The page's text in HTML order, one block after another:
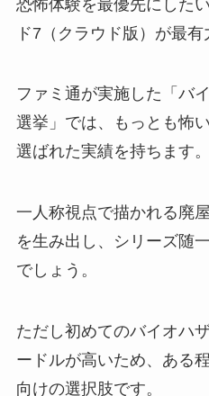
恐怖体験を最優先にした
ド7（クラウド版）が最有
ファミ通が実施した「バ
選挙」では、もっとも怖
選ばれた実績を持ちます。
一人称視点で描かれる廃
を生み出し、シリーズ随
でしょう。
ただし初めてのバイオハ
ードルが高いため、ある
向けの選択肢です。